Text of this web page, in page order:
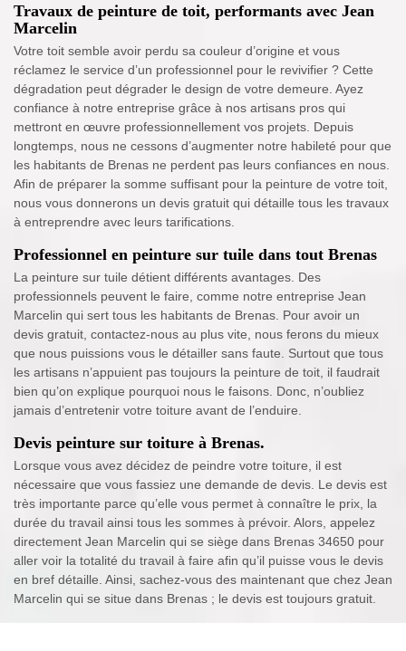
Travaux de peinture de toit, performants avec Jean
Marcelin
Votre toit semble avoir perdu sa couleur d’origine et vous
réclamez le service d’un professionnel pour le revivifier ? Cette
dégradation peut dégrader le design de votre demeure. Ayez
confiance à notre entreprise grâce à nos artisans pros qui
mettront en œuvre professionnellement vos projets. Depuis
longtemps, nous ne cessons d’augmenter notre habileté pour que
les habitants de Brenas ne perdent pas leurs confiances en nous.
Afin de préparer la somme suffisant pour la peinture de votre toit,
nous vous donnerons un devis gratuit qui détaille tous les travaux
à entreprendre avec leurs tarifications.
Professionnel en peinture sur tuile dans tout Brenas
La peinture sur tuile détient différents avantages. Des
professionnels peuvent le faire, comme notre entreprise Jean
Marcelin qui sert tous les habitants de Brenas. Pour avoir un
devis gratuit, contactez-nous au plus vite, nous ferons du mieux
que nous puissions vous le détailler sans faute. Surtout que tous
les artisans n’appuient pas toujours la peinture de toit, il faudrait
bien qu’on explique pourquoi nous le faisons. Donc, n’oubliez
jamais d’entretenir votre toiture avant de l’enduire.
Devis peinture sur toiture à Brenas.
Lorsque vous avez décidez de peindre votre toiture, il est
nécessaire que vous fassiez une demande de devis. Le devis est
très importante parce qu’elle vous permet à connaître le prix, la
durée du travail ainsi tous les sommes à prévoir. Alors, appelez
directement Jean Marcelin qui se siège dans Brenas 34650 pour
aller voir la totalité du travail à faire afin qu’il puisse vous le devis
en bref détaille. Ainsi, sachez-vous des maintenant que chez Jean
Marcelin qui se situe dans Brenas ; le devis est toujours gratuit.